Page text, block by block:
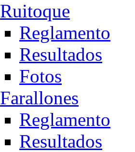
Ruitoque
Reglamento
Resultados
Fotos
Farallones
Reglamento
Resultados